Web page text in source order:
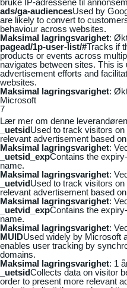
ads/ga-audiencesUsed by
are likely to convert to
behaviour across websites.
Maksimal lagringsvarighet:
pagead/1p-user-list/#Tracks if
products or events across
navigates between sites. This
advertisement efforts and
websites.
Maksimal lagringsvarighet:
Microsoft
7
Lær mer om denne leverandøren
_uetsidUsed to track visitors
relevant advertisement based
Maksimal lagringsvarighet:
_uetsid_expContains the
name.
Maksimal lagringsvarighet:
_uetvidUsed to track visitors
relevant advertisement based
Maksimal lagringsvarighet:
_uetvid_expContains the
name.
Maksimal lagringsvarighet:
MUIDUsed widely by Microsoft
enables user tracking by
domains.
Maksimal lagringsvarighet: 1
_uetsidCollects data on visitor
order to present more relevant